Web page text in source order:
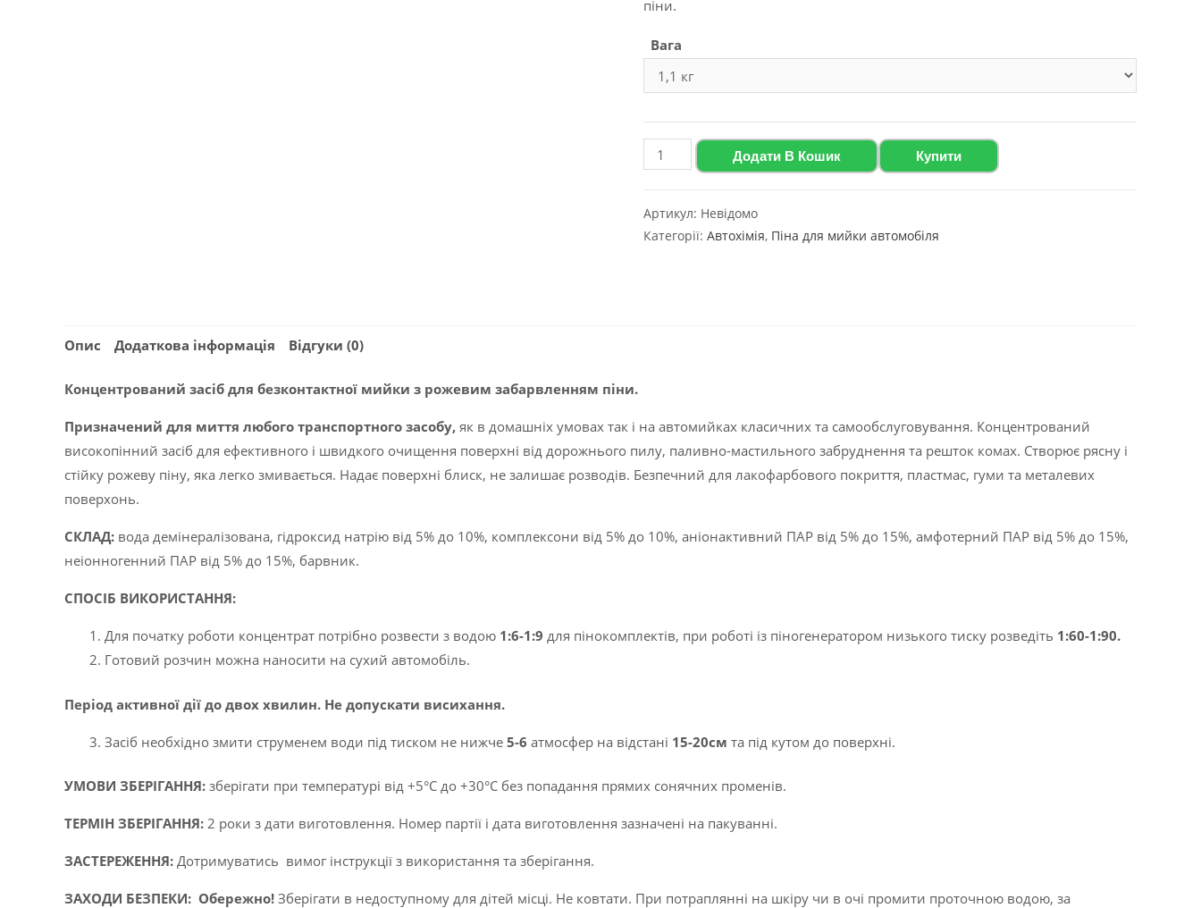
329.00 ₴
до
5,589.00 ₴
піни.
Вага
Активна
піна
рожевим
забарвленням
22
Додати В Кошик Купити
Артикул: Невідомо
Категорії: Автохімія, Піна для мийки автомобіля
Опис Додаткова інформація Відгуки (0)
Концентрований засіб для безконтактної мийки з рожевим забарвленням піни.
Призначений для миття любого транспортного засобу, як в домашніх умовах так і на автомийках класичних та самообслуговування. Концентрований
високопінний засіб для ефективного і швидкого очищення поверхні від дорожнього пилу, паливно-мастильного забруднення та решток комах. Створює рясну і
стійку рожеву піну, яка легко змивається. Надає поверхні блиск, не залишає розводів. Безпечний для лакофарбового покриття, пластмас, гуми та металевих
поверхонь.
CКЛАД: вода демінералізована, гідроксид натрію від 5% до 10%, комплексони від 5% до 10%, аніонактивний ПАР від 5% до 15%, амфотерний ПАР від 5% до 15%,
неіонногенний ПАР від 5% до 15%, барвник.
СПОСІБ ВИКОРИСТАННЯ:
Для початку роботи концентрат потрібно розвести з водою 1:6-1:9 для пінокомплектів, при роботі із піногенератором низького тиску розведіть 1:60-1:90.
Готовий розчин можна наносити на сухий автомобіль.
Період активної дії до двох хвилин. Не допускати висихання.
Засіб необхідно змити струменем води під тиском не нижче 5-6 атмосфер на відстані 15-20см та під кутом до поверхні.
УМОВИ ЗБЕРІГАННЯ: зберігати при температурі від +5°C до +30°C без попадання прямих сонячних променів.
ТЕРМІН ЗБЕРІГАННЯ: 2 роки з дати виготовлення. Номер партії і дата виготовлення зазначені на пакуванні.
ЗАСТЕРЕЖЕННЯ: Дотримуватись вимог інструкції з використання та зберігання.
ЗАХОДИ БЕЗПЕКИ: Обережно! Зберігати в недоступному для дітей місці. Не ковтати. При потраплянні на шкіру чи в очі промити проточною водою, за